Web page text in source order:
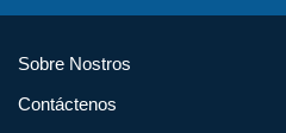
Sobre Nostros
Contáctenos